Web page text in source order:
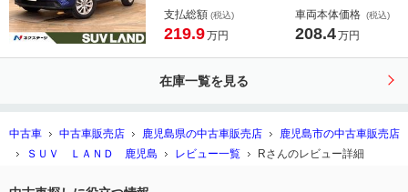
ラ トヨタセーフティセンス レーダ
ークルーズ ドラレコ コーナーセン
ム 車線逸脱警報
支払総額 (税込)
219.9万円
車両本体価格 (税込)
208.4万円
在庫一覧を見る
中古車 中古車販売店 鹿児島県の中古車販売店
鹿児島市の中古車販売店
ＳＵＶ ＬＡＮＤ 鹿児島
レビュー一覧 Rさんのレビュー詳細